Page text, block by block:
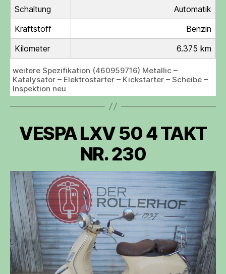
Schaltung
Automatik
Kraftstoff
Benzin
Kilometer
6.375 km
weitere Spezifikation (460959716) Metallic –
Katalysator – Elektrostarter – Kickstarter – Scheibe –
Inspektion neu
VESPA LXV 50 4 TAKT
NR. 230